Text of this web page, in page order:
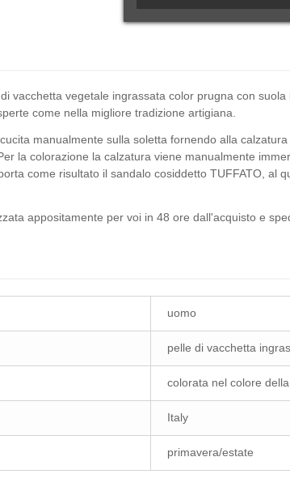
vacchetta vegetale ingrassata color prugna con
come nella migliore tradizione artigiana.
manualmente sulla soletta fornendo alla
la colorazione la calzatura viene manualmente
come risultato il sandalo cosiddetto TUFFATO, al
appositamente per voi in 48 ore dall'acquisto e
uomo
pelle di vacchetta
colorata nel colore
Italy
primavera/estate